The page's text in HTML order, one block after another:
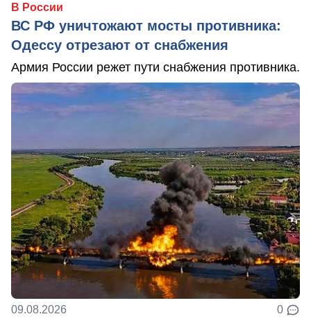
В России
ВС РФ уничтожают мосты противника:
Одессу отрезают от снабжения
Армия России режет пути снабжения противника.
09.08.2026 0